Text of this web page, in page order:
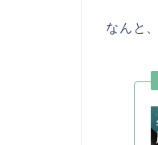
なんと